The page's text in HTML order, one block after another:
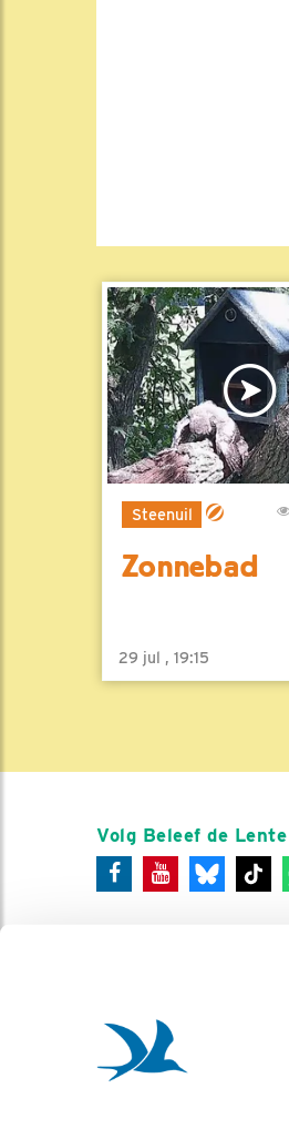
Steenuil
Zonnebad
29 jul , 19:15
Volg Beleef de Lente